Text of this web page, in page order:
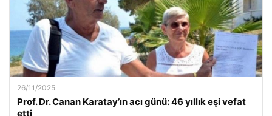
26/11/2025
Prof. Dr. Canan Karatay’ın acı günü: 46 yıllık eşi vefat
etti